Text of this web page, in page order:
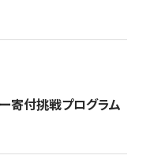
寄付挑戦プログラム